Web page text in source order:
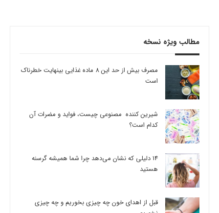
مطالب ویژه نسخه
مصرف بیش از حد این 8 ماده غذایی بینهایت خطرناک
است
شیرین کننده مصنوعی چیست، فواید و مضرات آن
کدام است؟
14 دلیلی که نشان می‌دهد چرا شما همیشه گرسنه
هستید
قبل از اهدای خون چه چیزی بخوریم و چه چیزی